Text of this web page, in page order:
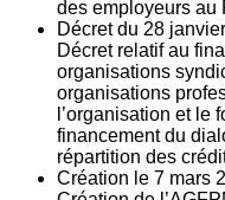
des employeurs au
Décret du 28
Décret relatif au
organisations
organisations
l’organisation et le
financement du
répartition des
Création le 7 mars